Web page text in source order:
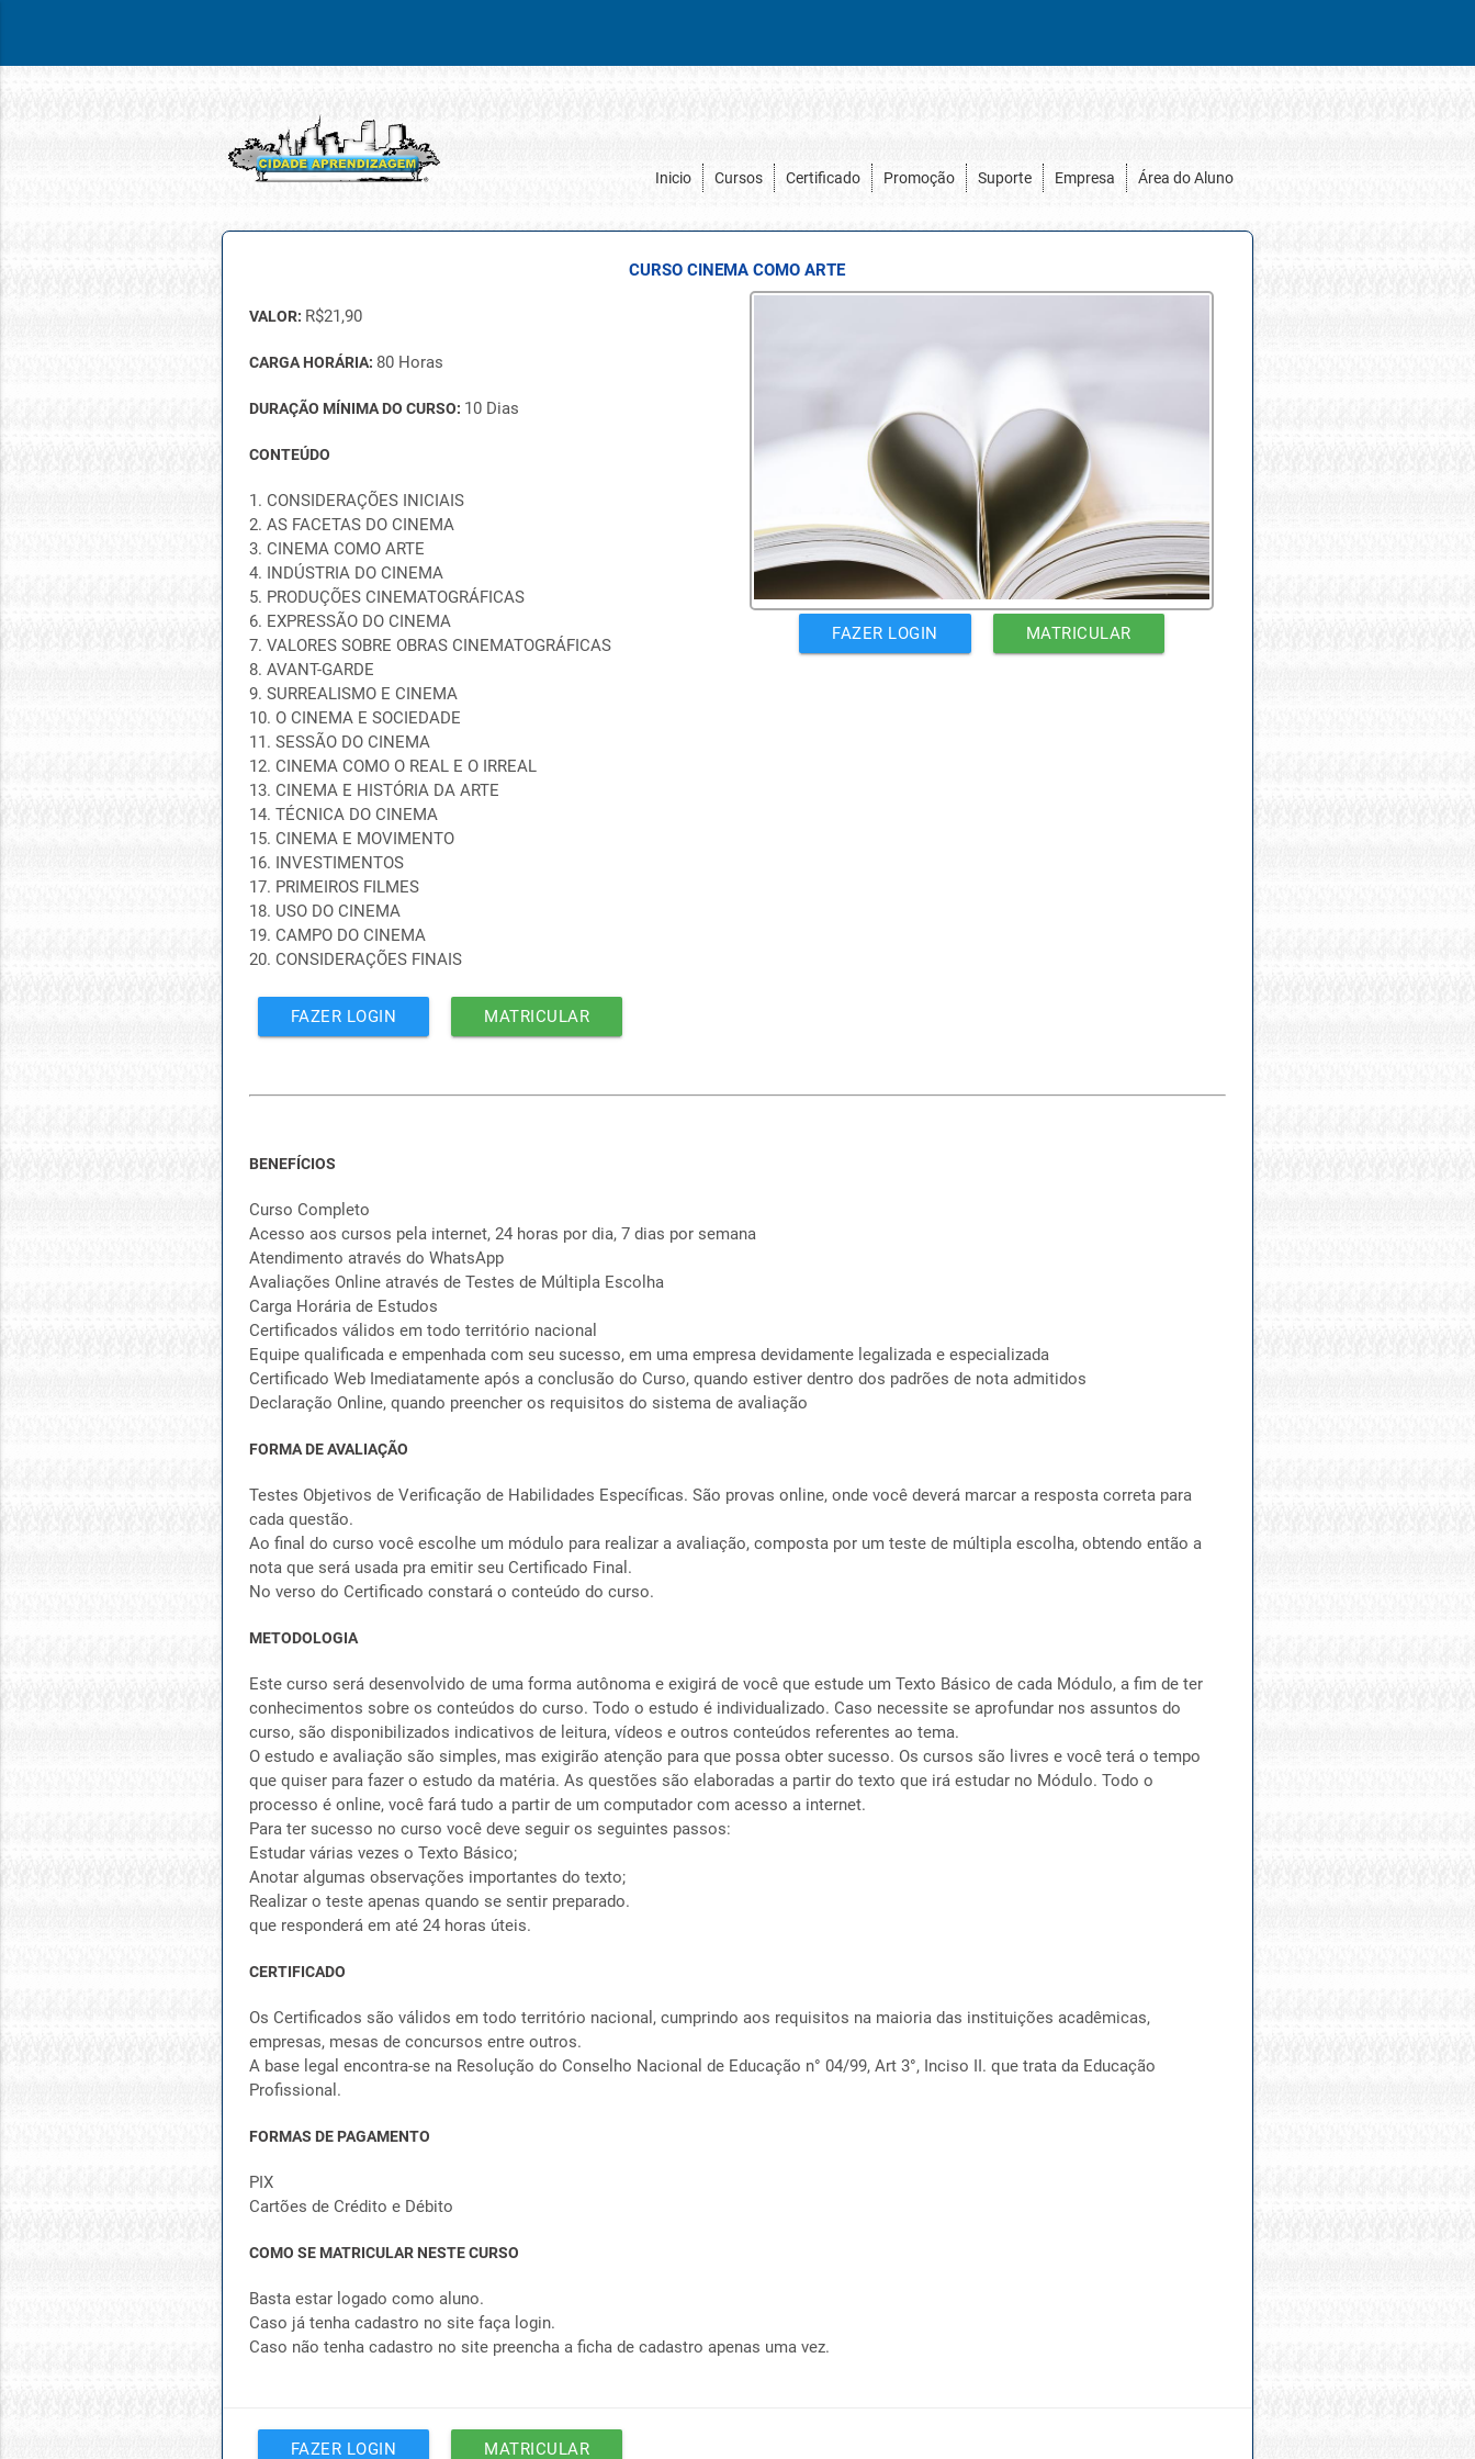
Inicio Cursos Certificado Promoção Suporte Empresa Área do Aluno
CURSO CINEMA COMO ARTE
FAZER LOGIN MATRICULAR
VALOR: R$21,90
CARGA HORÁRIA: 80 Horas
DURAÇÃO MÍNIMA DO CURSO: 10 Dias
CONTEÚDO
1. CONSIDERAÇÕES INICIAIS
2. AS FACETAS DO CINEMA
3. CINEMA COMO ARTE
4. INDÚSTRIA DO CINEMA
5. PRODUÇÕES CINEMATOGRÁFICAS
6. EXPRESSÃO DO CINEMA
7. VALORES SOBRE OBRAS CINEMATOGRÁFICAS
8. AVANT-GARDE
9. SURREALISMO E CINEMA
10. O CINEMA E SOCIEDADE
11. SESSÃO DO CINEMA
12. CINEMA COMO O REAL E O IRREAL
13. CINEMA E HISTÓRIA DA ARTE
14. TÉCNICA DO CINEMA
15. CINEMA E MOVIMENTO
16. INVESTIMENTOS
17. PRIMEIROS FILMES
18. USO DO CINEMA
19. CAMPO DO CINEMA
20. CONSIDERAÇÕES FINAIS
FAZER LOGIN MATRICULAR
BENEFÍCIOS
Curso Completo
Acesso aos cursos pela internet, 24 horas por dia, 7 dias por semana
Atendimento através do WhatsApp
Avaliações Online através de Testes de Múltipla Escolha
Carga Horária de Estudos
Certificados válidos em todo território nacional
Equipe qualificada e empenhada com seu sucesso, em uma empresa devidamente legalizada e especializada
Certificado Web Imediatamente após a conclusão do Curso, quando estiver dentro dos padrões de nota admitidos
Declaração Online, quando preencher os requisitos do sistema de avaliação
FORMA DE AVALIAÇÃO
Testes Objetivos de Verificação de Habilidades Específicas. São provas online, onde você deverá marcar a resposta correta para
cada questão.
Ao final do curso você escolhe um módulo para realizar a avaliação, composta por um teste de múltipla escolha, obtendo então a
nota que será usada pra emitir seu Certificado Final.
No verso do Certificado constará o conteúdo do curso.
METODOLOGIA
Este curso será desenvolvido de uma forma autônoma e exigirá de você que estude um Texto Básico de cada Módulo, a fim de ter
conhecimentos sobre os conteúdos do curso. Todo o estudo é individualizado. Caso necessite se aprofundar nos assuntos do
curso, são disponibilizados indicativos de leitura, vídeos e outros conteúdos referentes ao tema.
O estudo e avaliação são simples, mas exigirão atenção para que possa obter sucesso. Os cursos são livres e você terá o tempo
que quiser para fazer o estudo da matéria. As questões são elaboradas a partir do texto que irá estudar no Módulo. Todo o
processo é online, você fará tudo a partir de um computador com acesso a internet.
Para ter sucesso no curso você deve seguir os seguintes passos:
Estudar várias vezes o Texto Básico;
Anotar algumas observações importantes do texto;
Realizar o teste apenas quando se sentir preparado.
que responderá em até 24 horas úteis.
CERTIFICADO
Os Certificados são válidos em todo território nacional, cumprindo aos requisitos na maioria das instituições acadêmicas,
empresas, mesas de concursos entre outros.
A base legal encontra-se na Resolução do Conselho Nacional de Educação n° 04/99, Art 3°, Inciso II. que trata da Educação
Profissional.
FORMAS DE PAGAMENTO
PIX
Cartões de Crédito e Débito
COMO SE MATRICULAR NESTE CURSO
Basta estar logado como aluno.
Caso já tenha cadastro no site faça login.
Caso não tenha cadastro no site preencha a ficha de cadastro apenas uma vez.
FAZER LOGIN MATRICULAR